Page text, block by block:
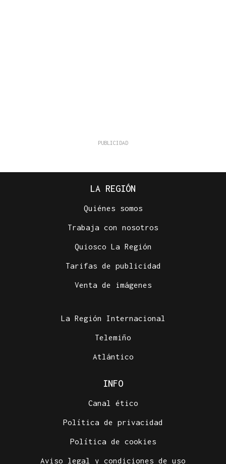
LA REGIÓN
Quiénes somos
Trabaja con nosotros
Quiosco La Región
Tarifas de publicidad
Venta de imágenes
La Región Internacional
Telemiño
Atlántico
INFO
Canal ético
Política de privacidad
Política de cookies
Aviso legal y condiciones de uso